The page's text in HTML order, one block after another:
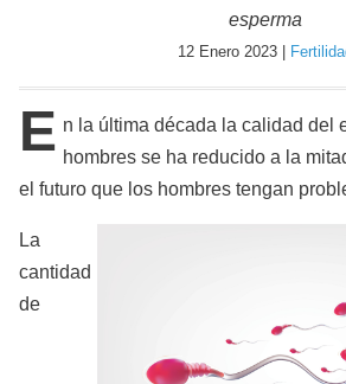
esperma
12 Enero 2023 |
E n la última década la calidad del
hombres se ha reducido a la
el futuro que los hombres tengan
La
cantidad
de